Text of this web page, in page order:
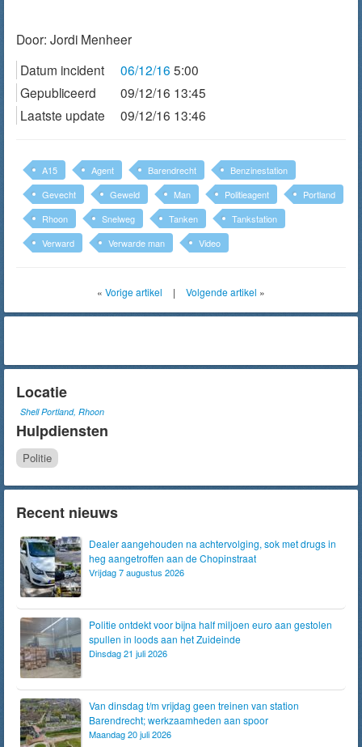
Door: Jordi Menheer
Datum incident
06/12/16 5:00
Gepubliceerd
09/12/16 13:45
Laatste update
09/12/16 13:46
A15 Agent Barendrecht
Benzinestation
Gevecht
Geweld Man Politieagent
Portland
Rhoon
Snelweg Tanken
Tankstation
Verward
Verwarde man Video
« Vorige artikel | Volgende artikel »
Locatie
Shell Portland, Rhoon
Hulpdiensten
Politie
Recent nieuws
Dealer aangehouden na achtervolging, sok met drugs in
heg aangetroffen aan de Chopinstraat
Vrijdag 7 augustus 2026
Politie ontdekt voor bijna half miljoen euro aan gestolen
spullen in loods aan het Zuideinde
Dinsdag 21 juli 2026
Van dinsdag t/m vrijdag geen treinen van station
Barendrecht; werkzaamheden aan spoor
Maandag 20 juli 2026